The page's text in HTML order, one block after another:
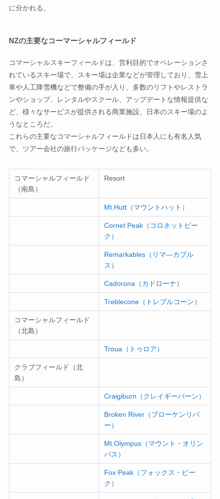
に分かれる。
NZの主要なコーマーシャルフィールド
コマーシャルスキーフィールドは、営利目的でオペレーションさ
れているスキー場で、スキー場は企業などが管理しており、雪上
車や人工降雪機などで整備の手が入り、多数のリフトやレストラ
ンやショップ、レンタルやスクール、アップデートな情報提供な
ど、様々なサービスが提供される商業施設、日本のスキー場のよ
うなところだ。
これらの主要なコマーシャルフィールドは日本人にも有名人気
で、ツアー会社の旅行パッケージなども多い。
コマーシャルフィールド
（南島）
Resort
Mt.Hutt（マウントハット）
Cornet Peak（コロネットピー
ク）
Remarkables（リマ―カブル
ス）
Cadorona（カドローナ）
Treblecone（トレブルコーン）
コマーシャルフィールド
（北島）
Troua（トゥロア）
クラブフィールド（北
島）
Craigiburn（クレイギーバーン）
Broken River（ブローケンリバ
ー）
Mt.Olympus（マウント・オリン
パス）
Fox Peak（フォックス・ピー
ク）